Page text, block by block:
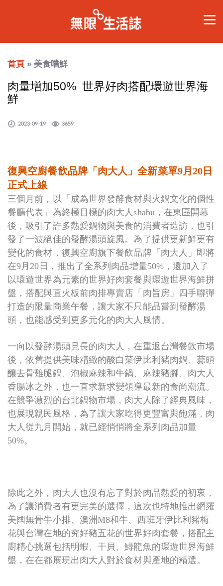
首頁 » 美食嚐鮮
肉量增加50% 世界好肉搭配環遊世界海
鮮
2023-09-19 3659
復興空廚餐飲品牌「肉大人」全新菜單9月20日
正式上線
三個月前，以「成為世界發酵食材與火鍋文化的個性
餐廳代表」為終極目標的肉大人shabu，在東區開幕
後，吸引了許多熱愛鍋物與美食的消費者造訪，也引
發了一波絕佳的發酵湯頭旋風。為了提供更新鮮更有
變化的食材，復興空廚旗下餐飲品牌「肉大人」即將
在9月20日，推出了全系列肉品增量50%，還加入了
以環遊世界為元素的世界好肉套餐與環遊世界海鮮拼
盤，搭配與直火板前肉排專賣店「肉旨房」四手聯彈
打造的限量商業午餐，讓大家不只能品嘗到發酵湯
頭，也能感受到更多元化的肉大人風情。
一向以發酵湯頭見長的肉大人，在重返台灣餐飲市場
後，依舊提供美味精緻的酸白菜伊比利豬肉鍋、蒜頭
釀去骨雞腿鍋、泡椒麻辣和牛鍋、麻辣豬腳、肉大人
香腸冰之外，也一直求新求變領導最新的食尚潮流。
在競爭激烈的台北鍋物市場，肉大人除了經典風味，
也展現親民風格，為了讓大家吃得更豐富與飽滿，肉
大人從九月開始，就已經悄悄將全系列肉品加量
50%。
除此之外，肉大人也沒有忘了對於肉品熱愛的初衷，
為了讓消費者有更完美的選擇，這次也特地推出網羅
美國無骨牛小排、澳洲M8和牛、西班牙伊比利豬梅
花與台灣在地的究好豬五花的世界好肉套餐，搭配主
廚精心挑選包括明蝦、干貝、鱘龍魚的環遊世界海鮮
盤，在在都展現出肉大人對於食材與產地的精選。